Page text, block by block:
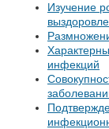
Изучение
инфекций